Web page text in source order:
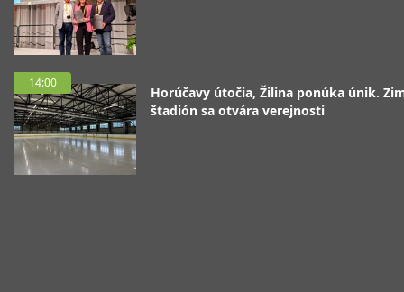
14:00
Horúčavy útočia, Žilina ponúka únik.
štadión sa otvára verejnosti